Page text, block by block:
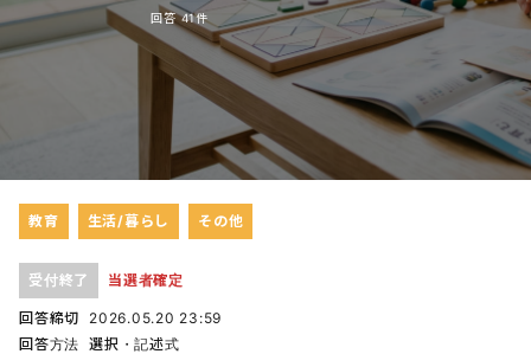
回答 41件
教育 生活/暮らし その他
受付終了 当選者確定
回答締切
2026.05.20 23:59
回答方法 選択・記述式